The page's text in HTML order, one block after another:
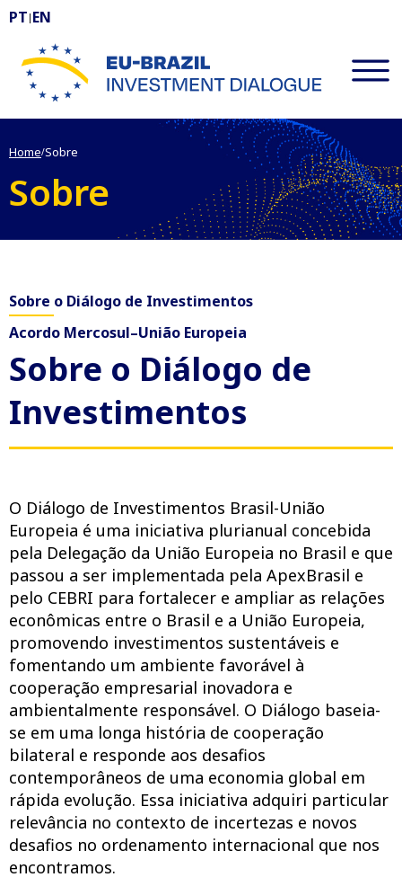
PT | EN
EU-BRAZIL Investment Dialogue
Home/Sobre
Sobre
Sobre o Diálogo de Investimentos
Acordo Mercosul–União Europeia
Sobre o Diálogo de
Investimentos
O Diálogo de Investimentos Brasil-União
Europeia é uma iniciativa plurianual concebida
pela Delegação da União Europeia no Brasil e que
passou a ser implementada pela ApexBrasil e
pelo CEBRI para fortalecer e ampliar as relações
econômicas entre o Brasil e a União Europeia,
promovendo investimentos sustentáveis e
fomentando um ambiente favorável à
cooperação empresarial inovadora e
ambientalmente responsável. O Diálogo baseia-
se em uma longa história de cooperação
bilateral e responde aos desafios
contemporâneos de uma economia global em
rápida evolução. Essa iniciativa adquiri particular
relevância no contexto de incertezas e novos
desafios no ordenamento internacional que nos
encontramos.